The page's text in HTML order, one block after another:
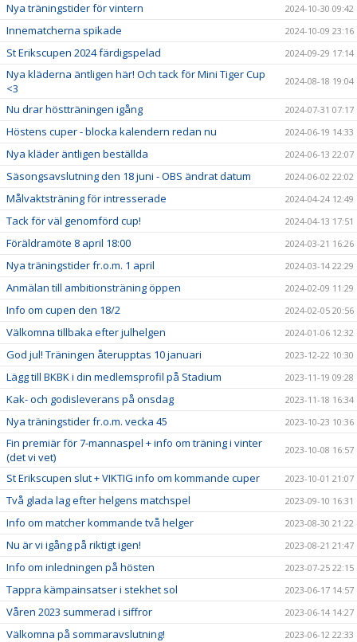
Nya träningstider för vintern 2024-10-30 09:42
Innematcherna spikade 2024-10-09 23:16
St Erikscupen 2024 färdigspelad 2024-09-29 17:14
Nya kläderna äntligen här! Och tack för Mini Tiger Cup
<3
2024-08-18 19:04
Nu drar höstträningen igång 2024-07-31 07:17
Höstens cuper - blocka kalendern redan nu 2024-06-19 14:33
Nya kläder äntligen beställda 2024-06-13 22:07
Säsongsavslutning den 18 juni - OBS ändrat datum 2024-06-02 22:02
Målvaktsträning för intresserade 2024-04-24 12:49
Tack för väl genomförd cup! 2024-04-13 17:51
Föräldramöte 8 april 18:00 2024-03-21 16:26
Nya träningstider fr.o.m. 1 april 2024-03-14 22:29
Anmälan till ambitionsträning öppen 2024-02-09 11:29
Info om cupen den 18/2 2024-02-05 20:56
Välkomna tillbaka efter julhelgen 2024-01-06 12:32
God jul! Träningen återupptas 10 januari 2023-12-22 10:30
Lägg till BKBK i din medlemsprofil på Stadium 2023-11-19 09:28
Kak- och godisleverans på onsdag 2023-11-18 16:34
Nya träningstider fr.o.m. vecka 45 2023-10-23 10:36
Fin premiär för 7-mannaspel + info om träning i vinter
(det vi vet)
2023-10-08 16:57
St Erikscupen slut + VIKTIG info om kommande cuper 2023-10-01 21:07
Två glada lag efter helgens matchspel 2023-09-10 16:31
Info om matcher kommande två helger 2023-08-30 21:22
Nu är vi igång på riktigt igen! 2023-08-21 21:47
Info om inledningen på hösten 2023-07-25 22:15
Tappra kämpainsatser i stekhet sol 2023-06-17 14:57
Våren 2023 summerad i siffror 2023-06-14 14:27
Välkomna på sommaravslutning! 2023-06-12 22:33